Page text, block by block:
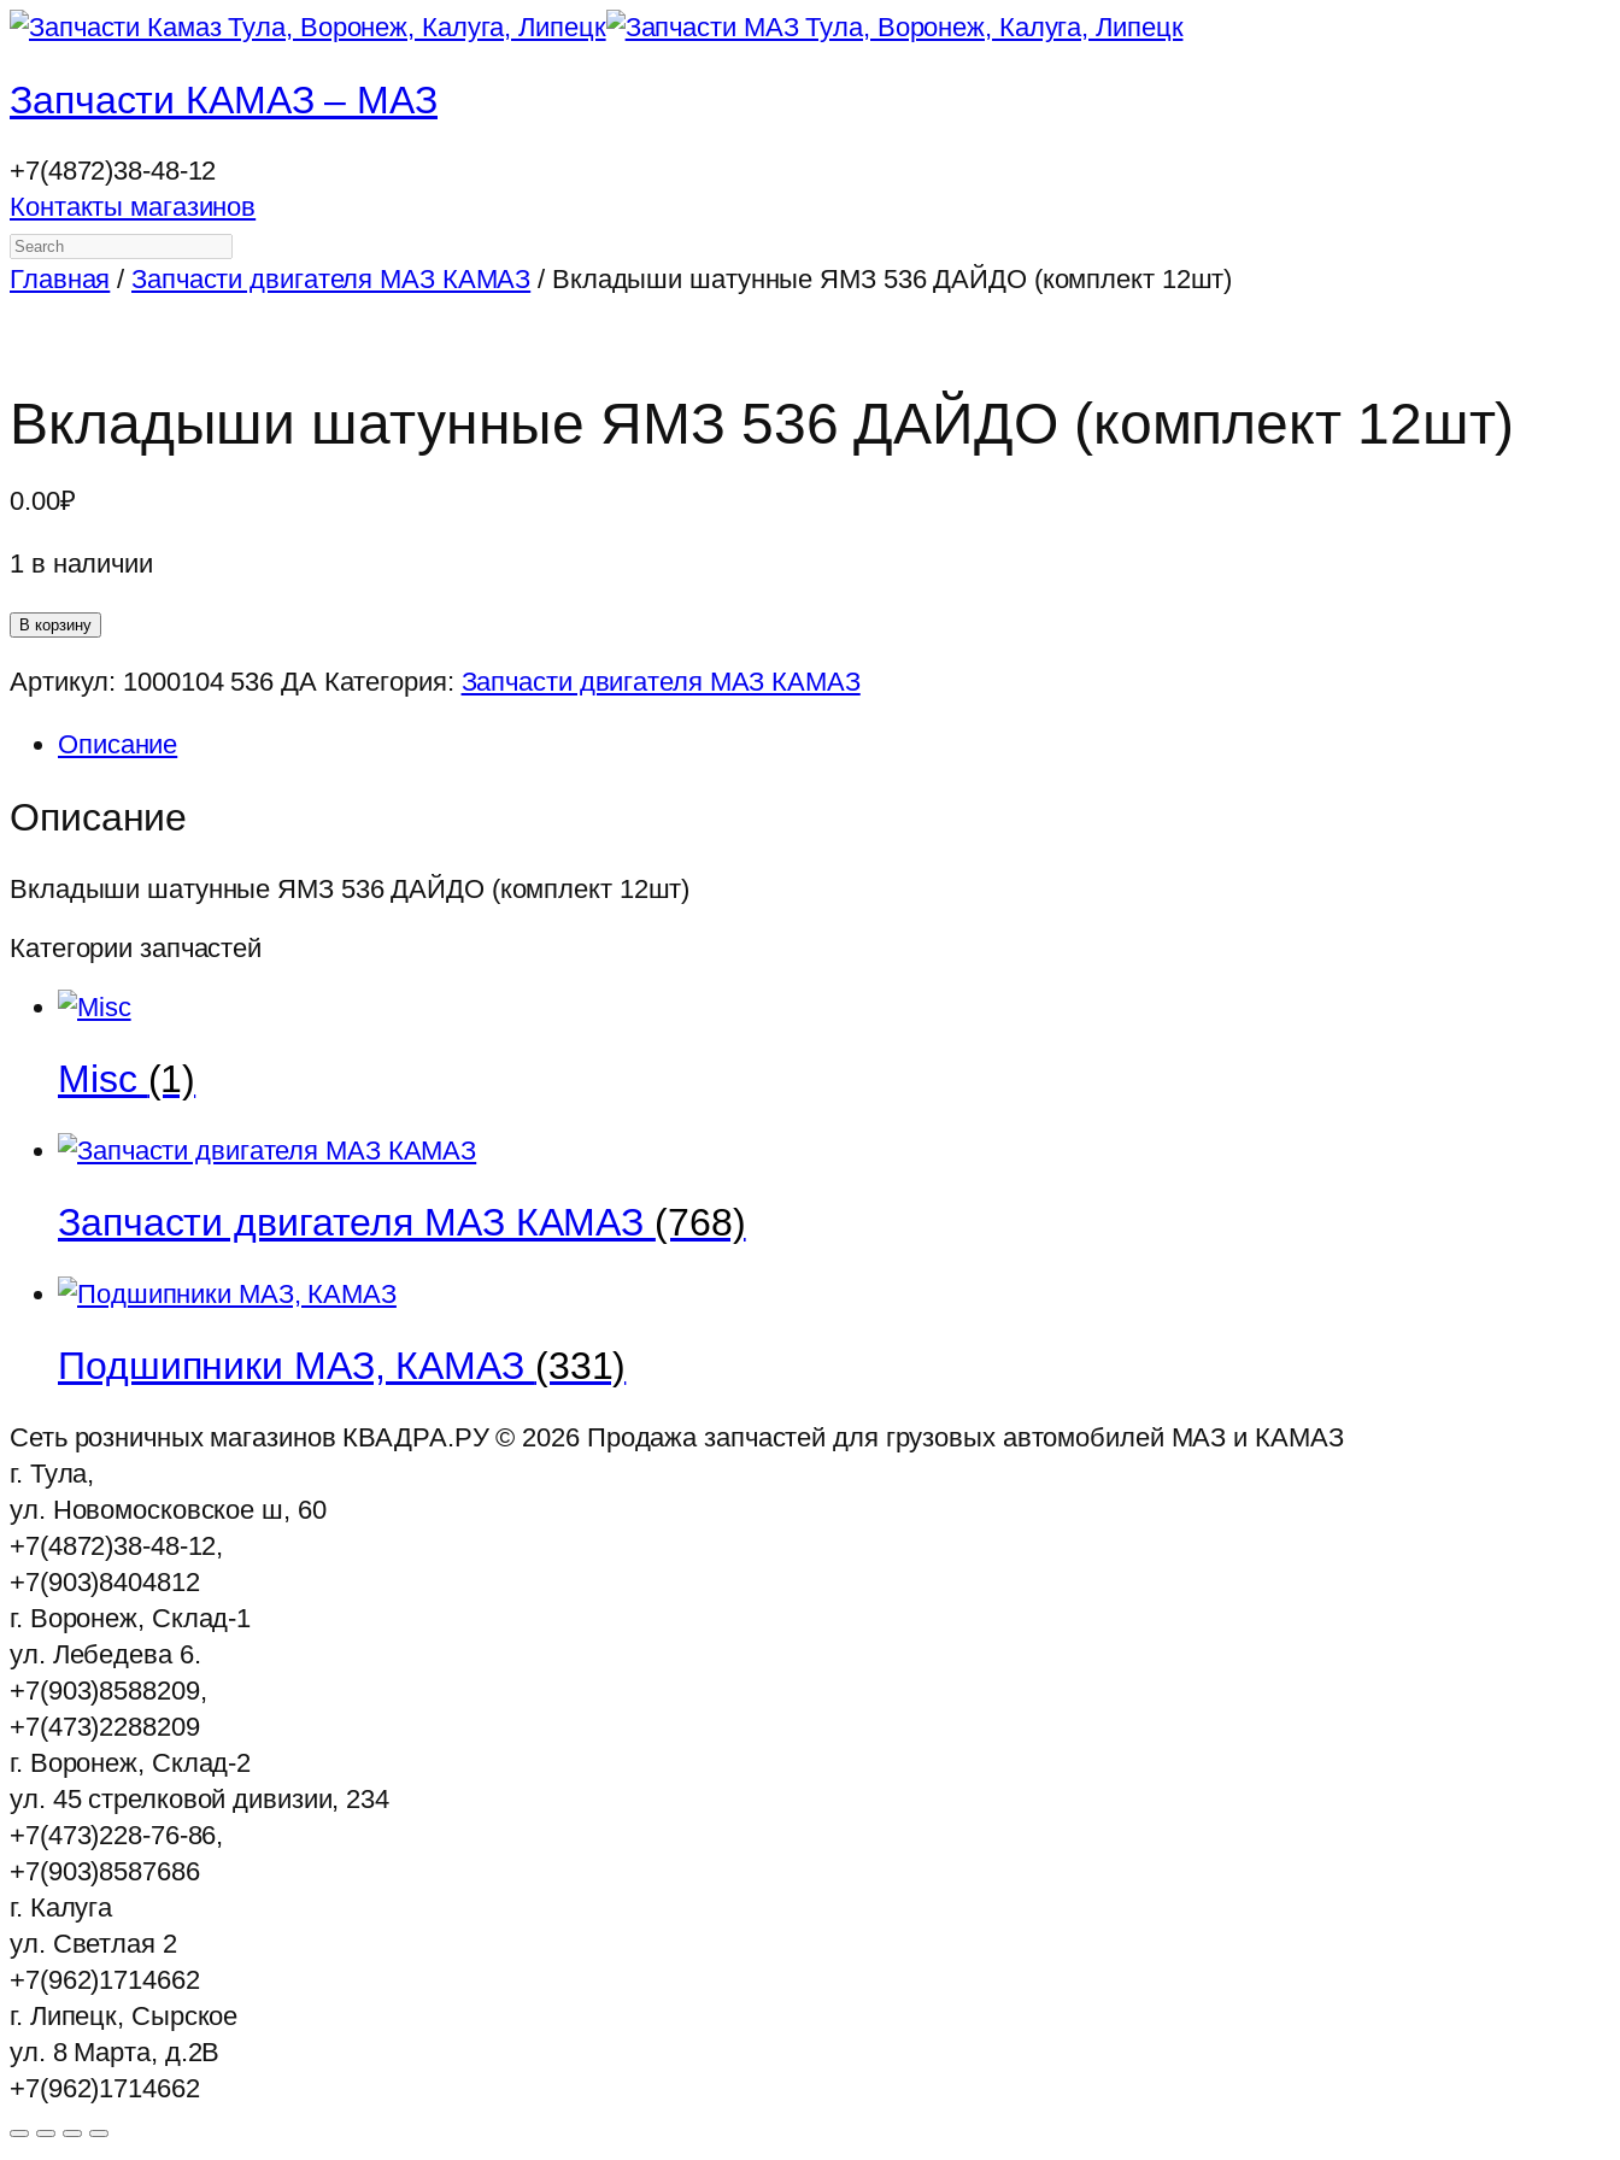
Запчасти КАМАЗ – МАЗ
+7(4872)38-48-12
Контакты магазинов
Search
Главная / Запчасти двигателя МАЗ КАМАЗ / Вкладыши шатунные ЯМЗ 536 ДАЙДО (комплект 12шт)
Вкладыши шатунные ЯМЗ 536 ДАЙДО (комплект 12шт)
0.00₽
1 в наличии
Количество
Вкладыши
шатунные
ЯМЗ
536
ДАЙДО
(комплект
12шт)
В корзину
Артикул: 1000104 536 ДА Категория: Запчасти двигателя МАЗ КАМАЗ
Описание
Описание
Вкладыши шатунные ЯМЗ 536 ДАЙДО (комплект 12шт)
Категории запчастей
Misc (1)
Запчасти двигателя МАЗ КАМАЗ (768)
Подшипники МАЗ, КАМАЗ (331)
Сеть розничных магазинов КВАДРА.РУ © 2026Продажа запчастей для грузовых автомобилей МАЗ и КАМАЗ
г. Тула,
ул. Новомосковское ш, 60
+7(4872)38-48-12,
+7(903)8404812
г. Воронеж, Склад-1
ул. Лебедева 6.
+7(903)8588209,
+7(473)2288209
г. Воронеж, Склад-2
ул. 45 стрелковой дивизии, 234
+7(473)228-76-86,
+7(903)8587686
г. Калуга
ул. Светлая 2
+7(962)1714662
г. Липецк, Сырское
ул. 8 Марта, д.2В
+7(962)1714662